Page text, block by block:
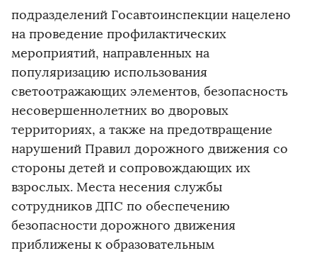
подразделений Госавтоинспекции нацелено
на проведение профилактических
мероприятий, направленных на
популяризацию использования
светоотражающих элементов, безопасность
несовершеннолетних во дворовых
территориях, а также на предотвращение
нарушений Правил дорожного движения со
стороны детей и сопровождающих их
взрослых. Места несения службы
сотрудников ДПС по обеспечению
безопасности дорожного движения
приближены к образовательным